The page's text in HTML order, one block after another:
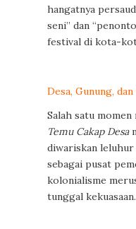
hangatnya
seni” dan
festival di kota-
Desa, Gunung,
Salah satu
Temu Cakap Desa
diwariskan leluhur
sebagai pusat
kolonialisme
tunggal kekuasaan.